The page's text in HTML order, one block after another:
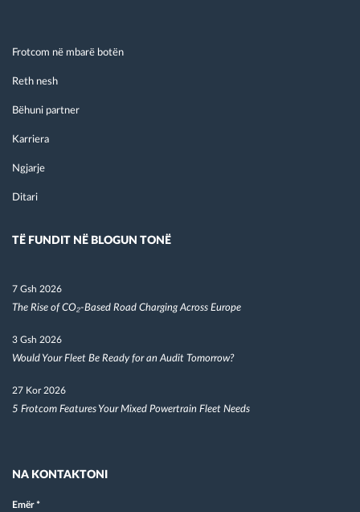
Frotcom në mbarë botën
Reth nesh
Bëhuni partner
Karriera
Ngjarje
Ditari
TË FUNDIT NË BLOGUN TONË
7 Gsh 2026
The Rise of CO₂-Based Road Charging Across Europe
3 Gsh 2026
Would Your Fleet Be Ready for an Audit Tomorrow?
27 Kor 2026
5 Frotcom Features Your Mixed Powertrain Fleet Needs
NA KONTAKTONI
Emër*